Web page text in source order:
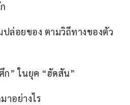
ล่อยของ ตามวิถีทางของตัว
” ในยุค “ฮัดสัน”
าอย่างไร